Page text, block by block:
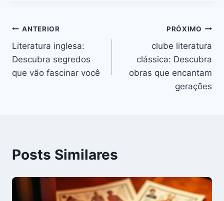
Navegação
de
Post
ANTERIOR
Literatura inglesa:
Descubra segredos
que vão fascinar você
PRÓXIMO
clube literatura
clássica: Descubra
obras que encantam
gerações
Posts Similares